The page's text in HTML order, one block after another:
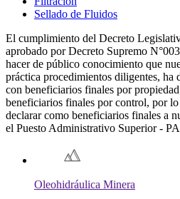
Sellado de Fluidos
El cumplimiento del Decreto
aprobado por Decreto Supremo
hacer de público conocimiento que
práctica procedimientos diligentes, ha
con beneficiarios finales por
beneficiarios finales por control, por lo
declarar como beneficiarios finales a
el Puesto Administrativo Superior -
Oleohidráulica Minera